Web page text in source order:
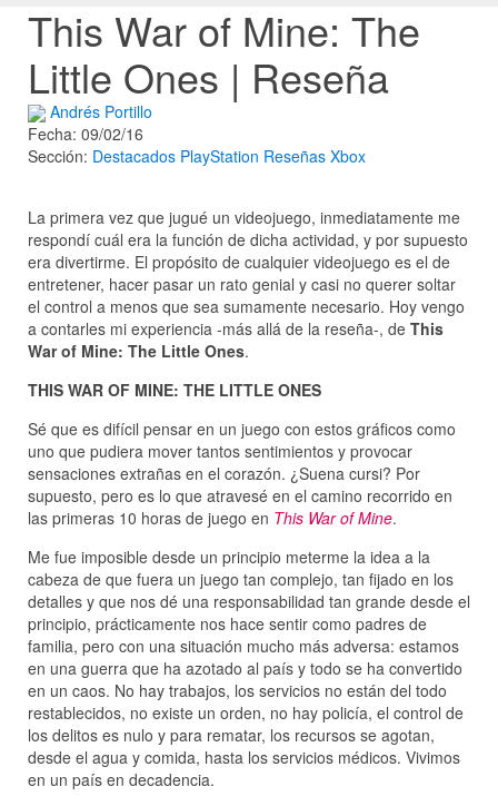
This War of Mine: The
Little Ones | Reseña
Andrés Portillo
Fecha: 09/02/16
Sección: Destacados PlayStation Reseñas Xbox
La primera vez que jugué un videojuego, inmediatamente me
respondí cuál era la función de dicha actividad, y por supuesto
era divertirme. El propósito de cualquier videojuego es el de
entretener, hacer pasar un rato genial y casi no querer soltar
el control a menos que sea sumamente necesario. Hoy vengo
a contarles mi experiencia -más allá de la reseña-, de This
War of Mine: The Little Ones.
THIS WAR OF MINE: THE LITTLE ONES
Sé que es difícil pensar en un juego con estos gráficos como
uno que pudiera mover tantos sentimientos y provocar
sensaciones extrañas en el corazón. ¿Suena cursi? Por
supuesto, pero es lo que atravesé en el camino recorrido en
las primeras 10 horas de juego en This War of Mine.
Me fue imposible desde un principio meterme la idea a la
cabeza de que fuera un juego tan complejo, tan fijado en los
detalles y que nos dé una responsabilidad tan grande desde el
principio, prácticamente nos hace sentir como padres de
familia, pero con una situación mucho más adversa: estamos
en una guerra que ha azotado al país y todo se ha convertido
en un caos. No hay trabajos, los servicios no están del todo
restablecidos, no existe un orden, no hay policía, el control de
los delitos es nulo y para rematar, los recursos se agotan,
desde el agua y comida, hasta los servicios médicos. Vivimos
en un país en decadencia.